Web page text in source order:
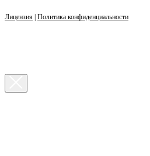
Лицензия Политика конфиденциальности